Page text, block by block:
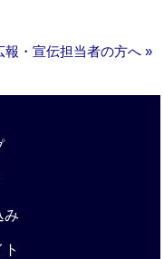
報・宣伝担当者の方へ »
み